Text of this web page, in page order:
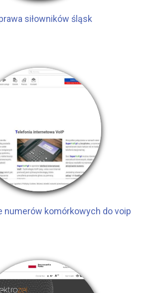
siłowników śląsk
numerów komórkowych do voip